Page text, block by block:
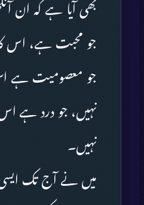
بھی آیا ہے کہ ان
جو محبت ہے، اس کا
جو معصومیت ہے اس
نہیں، جو درد ہے اس
نہیں۔
میں نے آج تک ایسی